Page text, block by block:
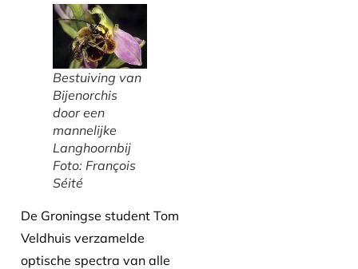
Bestuiving van
Bijenorchis
door een
mannelijke
Langhoornbij
Foto: François
Séité
De Groningse student Tom
Veldhuis verzamelde
optische spectra van alle